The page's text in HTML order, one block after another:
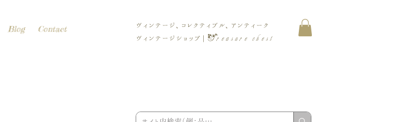
Blog Contact
ヴィンテージ、コレクティブル、アンティーク
ヴィンテージショップ |
Treasure chest